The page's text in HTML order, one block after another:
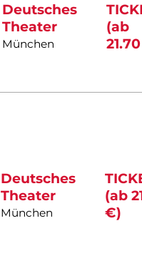
Deutsches
Theater
München
(ab
Deutsches
Theater
München
(ab
€)